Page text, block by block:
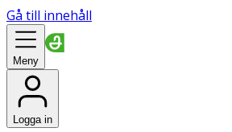
Gå till innehåll
Meny
Logga in